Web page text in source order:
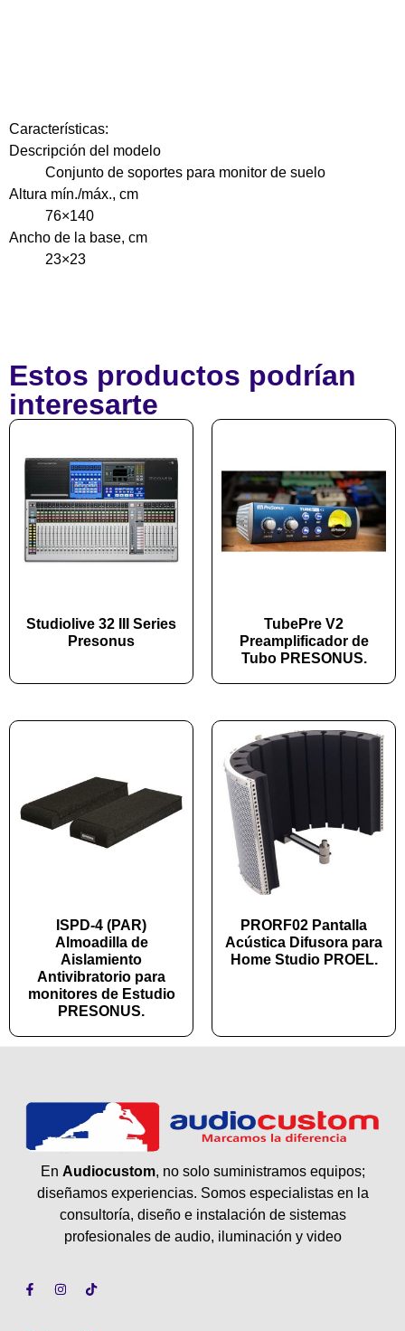
Características:
Descripción del modelo
Conjunto de soportes para monitor de suelo
Altura mín./máx., cm
76×140
Ancho de la base, cm
23×23
Estos productos podrían
interesarte
Studiolive 32 III Series
Presonus
TubePre V2
Preamplificador de
Tubo PRESONUS.
ISPD-4 (PAR)
Almoadilla de
Aislamiento
Antivibratorio para
monitores de Estudio
PRESONUS.
PRORF02 Pantalla
Acústica Difusora para
Home Studio PROEL.
En Audiocustom, no solo suministramos equipos;
diseñamos experiencias. Somos especialistas en la
consultoría, diseño e instalación de sistemas
profesionales de audio, iluminación y video